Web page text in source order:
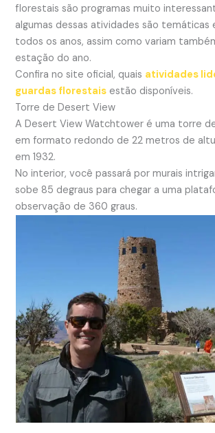
florestais são programas muito
algumas dessas atividades são temáticas
todos os anos, assim como variam
estação do ano.
Confira no site oficial, quais atividades
guardas florestais estão disponíveis.
Torre de Desert View
A Desert View Watchtower é uma torre
em formato redondo de 22 metros de
em 1932.
No interior, você passará por murais
sobe 85 degraus para chegar a uma
observação de 360 ​​graus.